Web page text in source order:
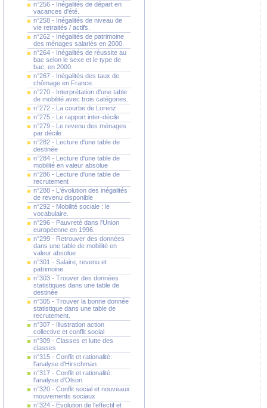
n°256 - Inégalités de départ en
vacances d'été.
n°258 - Inégalités de niveau de
vie retraités / actifs.
n°262 - Inégalités de patrimoine
des ménages salariés en 2000.
n°264 - Inégalités de réussite au
bac selon le sexe et le type de
bac, en 2000.
n°267 - Inégalités des taux de
chômage en France.
n°270 - Interprétation d'une table
de mobilité avec trois catégories.
n°272 - La courbe de Lorenz
n°275 - Le rapport inter-décile
n°279 - Le revenu des ménages
par décile
n°282 - Lecture d'une table de
destinée
n°284 - Lecture d'une table de
mobilité en valeur absolue
n°286 - Lecture d'une table de
recrutement
n°288 - L'évolution des inégalités
de revenu disponible
n°292 - Mobilité sociale : le
vocabulaire.
n°296 - Pauvreté dans l'Union
européenne en 1996.
n°299 - Retrouver des données
dans une table de mobilité en
valeur absolue
n°301 - Salaire, revenu et
patrimoine.
n°303 - Trouver des données
statistiques dans une table de
destinée
n°305 - Trouver la bonne donnée
statistique dans une table de
recrutement.
n°307 - Illustration action
collective et conflit social
n°309 - Classes et lutte des
classes
n°315 - Conflit et rationalité:
l'analyse d'Hirschman
n°317 - Conflit et rationalité:
l'analyse d'Olson
n°320 - Conflit social et nouveaux
mouvements sociaux
n°324 - Evolution de l'effectif et